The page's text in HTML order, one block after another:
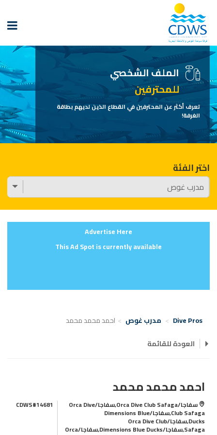
الملف الشخصي
للمحترفين
تعرف أكثر عن المحترفين في القطاع الذين لديهم بطاقة
الغرفة!
اختر الفئة
Advertise Here
This Ad Spot is currently available
Dive Pros مدرب غوص
احمد محمد محمد
العودة للقائمة
احمد محمد محمد
سفاجا/Orca Dive Club Safaga,سفاجا/Orca Dive
Club Safaga,سفاجا/Dimensions Blue
Ducks,سفاجا/Orca Dive Club
Safaga,سفاجا/Dimensions Blue Ducks,سفاجا/Orca
CDWS#14681